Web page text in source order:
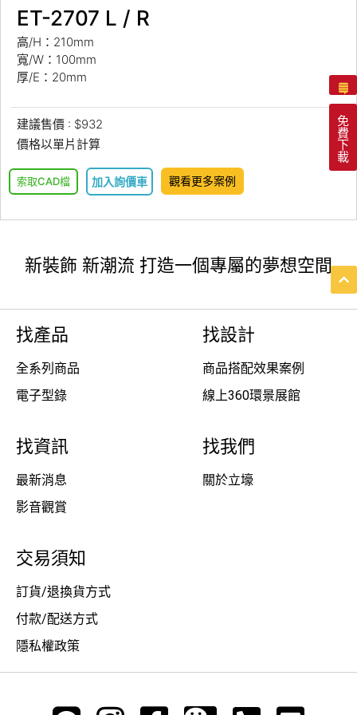
ET-2707 L / R
高/H：210mm
寬/W：100mm
厚/E：20mm
建議售價 : $932
價格以單片計算
索取CAD檔 加入詢價車 觀看更多案例
免
費
下
載
新裝飾 新潮流 打造一個專屬的夢想空間
找產品
全系列商品
電子型錄
找設計
商品搭配效果案例
線上360環景展館
找資訊
最新消息
影音觀賞
找我們
關於立壕
交易須知
訂貨/退換貨方式
付款/配送方式
隱私權政策